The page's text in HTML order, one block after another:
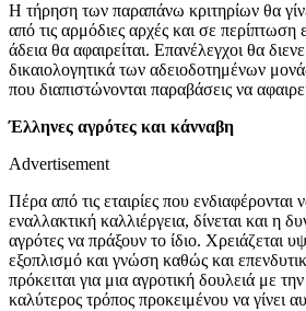
Η τήρηση των παραπάνω κριτηρίων θα
από τις αρμόδιες αρχές και σε
άδεια θα αφαιρείται. Επανέλεγχοι θα
δικαιολογητικά των αδειοδοτημένων
που διαπιστώνονται παραβάσεις να
Έλληνες αγρότες και κάνναβη
Advertisement
Πέρα από τις εταιρίες που
εναλλακτική καλλιέργεια, δίνεται και η
αγρότες να πράξουν το ίδιο. Χρειάζεται
εξοπλισμό και γνώση καθώς και
πρόκειται για μια αγροτική δουλειά με
καλύτερος τρόπος προκειμένου να γίνει